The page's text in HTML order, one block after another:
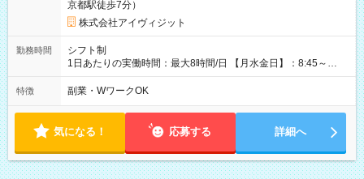
京都駅徒歩7分）
株式会社アイヴィジット
勤務時間
シフト制
1日あたりの実働時間：最大8時間/日 【月水金日】：8:45～
16:30 【火木】：8:45～19:00 週3日～OK、シフト制 ※扶養内
勤務OK ※月1回～2回程度、日曜日出勤をお願いします。 ※時間
ん。
特徴 副業・WワークOK
気になる！ 応募する 詳細へ